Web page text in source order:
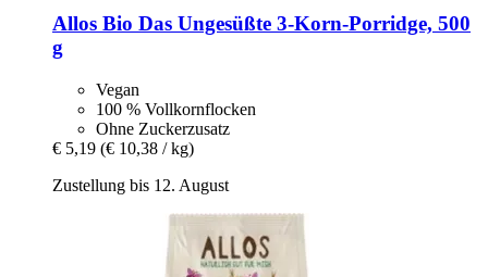
Allos Bio Das Ungesüßte 3-​Korn-​Porridge, 500
g
Vegan
100 % Vollkornflocken
Ohne Zuckerzusatz
€ 5,19 (€ 10,38 / kg)
Zustellung bis 12. August